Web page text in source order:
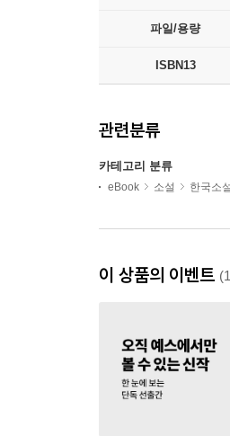
파일/용량
ISBN13
관련분류
카테고리 분류
eBook 소설 한국소설
이 상품의 이벤트